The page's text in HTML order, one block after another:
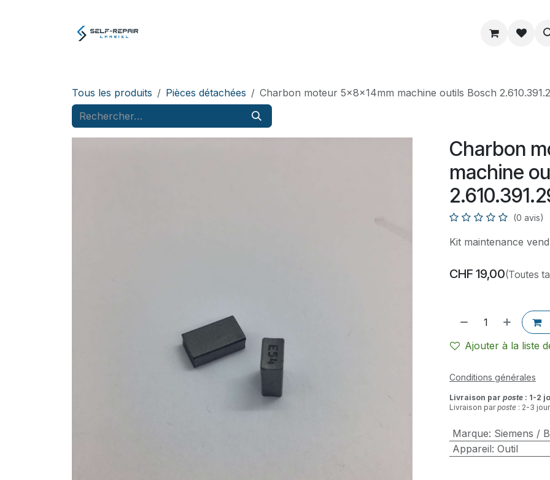
À propos
Tous les produits Pièces détachées Charbon moteur 5x8x14mm machine outils Bosch
Charbon
machine
(0 avis)
Kit maintenance
CHF 19,00(Toutes
Ajouter à la liste
Conditions générales
Livraison par poste : 1-2
Livraison parposte : 2-3
Marque: Siemens /
Appareil: Outil